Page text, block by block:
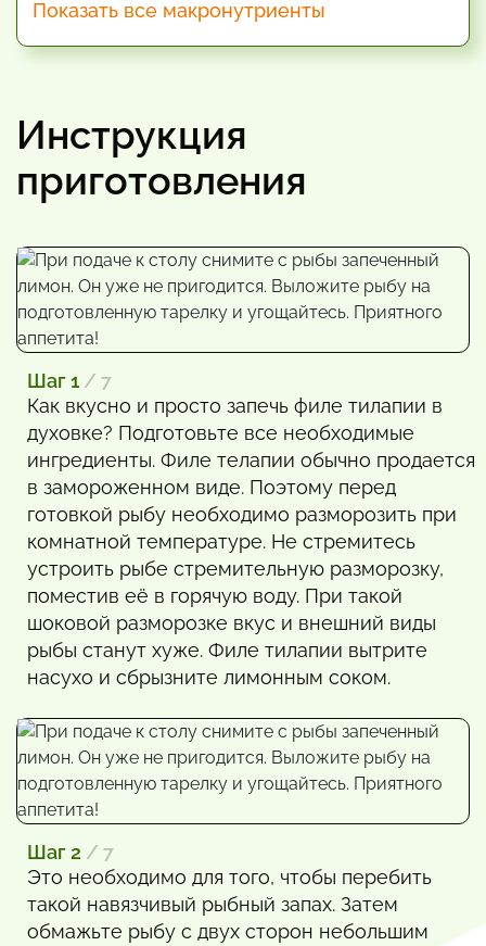
Показать все макронутриенты
Инструкция
приготовления
Шаг 1 / 7
Как вкусно и просто запечь филе тилапии в
духовке? Подготовьте все необходимые
ингредиенты. Филе телапии обычно продается
в замороженном виде. Поэтому перед
готовкой рыбу необходимо разморозить при
комнатной температуре. Не стремитесь
устроить рыбе стремительную разморозку,
поместив её в горячую воду. При такой
шоковой разморозке вкус и внешний виды
рыбы станут хуже. Филе тилапии вытрите
насухо и сбрызните лимонным соком.
Шаг 2 / 7
Это необходимо для того, чтобы перебить
такой навязчивый рыбный запах. Затем
обмажьте рыбу с двух сторон небольшим